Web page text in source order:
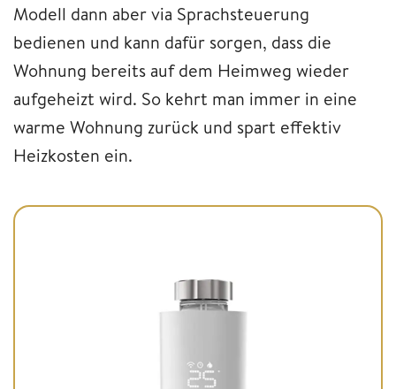
Modell dann aber via Sprachsteuerung
bedienen und kann dafür sorgen, dass die
Wohnung bereits auf dem Heimweg wieder
aufgeheizt wird. So kehrt man immer in eine
warme Wohnung zurück und spart effektiv
Heizkosten ein.